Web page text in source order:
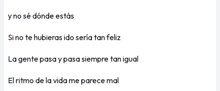
y no sé dónde estás
Si no te hubieras ido sería tan feliz
La gente pasa y pasa siempre tan igual
El ritmo de la vida me parece mal